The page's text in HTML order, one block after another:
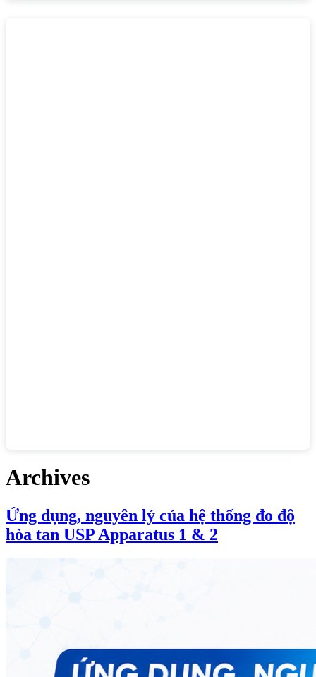
Archives
Ứng dụng, nguyên lý của hệ thống đo độ
hòa tan USP Apparatus 1 & 2